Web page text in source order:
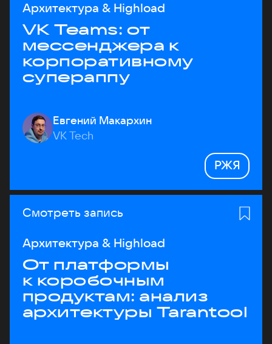
Архитектура & Highload
VK Teams: от
мессенджера к
корпоративному
супераппу
Евгений Макархин
VK Tech
РЖЯ
Смотреть запись
Архитектура & Highload
От платформы
к коробочным
продуктам: анализ
архитектуры Tarantool